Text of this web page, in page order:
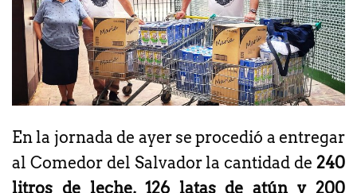
En la jornada de ayer se procedió a entregar
al Comedor del Salvador la cantidad de 240
litros de leche, 126 latas de atún y 200